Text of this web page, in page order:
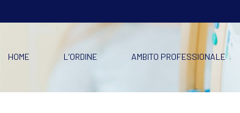
HOME L’ORDINE AMBITO PROFESSIONALE